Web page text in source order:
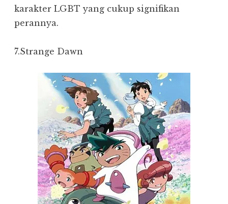
karakter LGBT yang cukup signifikan
perannya.
7.Strange Dawn